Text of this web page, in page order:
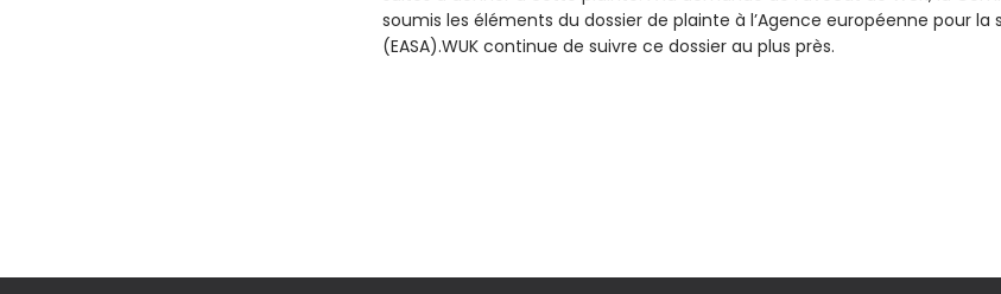
soumis les éléments du dossier de plainte à l’Agence européenne pour la
(EASA).WUK continue de suivre ce dossier au plus près.